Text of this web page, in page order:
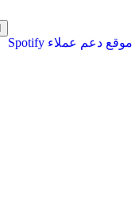
موقع دعم عملاء Spotify